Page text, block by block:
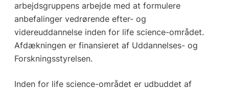
arbejdsgruppens arbejde med at formulere
anbefalinger vedrørende efter- og
videreuddannelse inden for life science-området.
Afdækningen er finansieret af Uddannelses- og
Forskningsstyrelsen.
Inden for life science-området er udbuddet af